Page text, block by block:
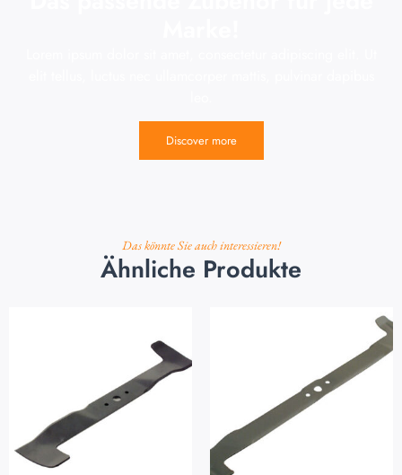
Discover more
Das könnte Sie auch interessieren!
Ähnliche Produkte